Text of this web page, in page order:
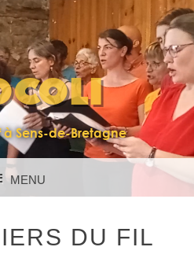
Sens-de-Bretagne
MENU
DU FIL